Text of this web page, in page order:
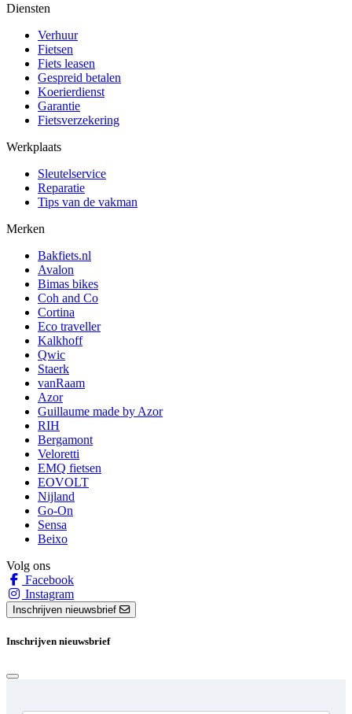
Diensten
Verhuur
Fietsen
Fiets leasen
Gespreid betalen
Koerierdienst
Garantie
Fietsverzekering
Werkplaats
Sleutelservice
Reparatie
Tips van de vakman
Merken
Bakfiets.nl
Avalon
Bimas bikes
Coh and Co
Cortina
Eco traveller
Kalkhoff
Qwic
Staerk
vanRaam
Azor
Guillaume made by Azor
RIH
Bergamont
Veloretti
EMQ fietsen
EOVOLT
Nijland
Go-On
Sensa
Beixo
Volg ons
Facebook
Instagram
Inschrijven nieuwsbrief
Inschrijven nieuwsbrief